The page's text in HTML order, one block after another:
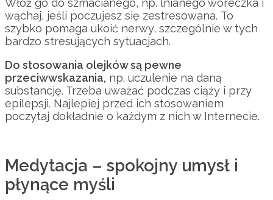
Włóż go do szmacianego, np. lnianego woreczka i
wąchaj, jeśli poczujesz się zestresowana. To
szybko pomaga ukoić nerwy, szczególnie w tych
bardzo stresujących sytuacjach.
Do stosowania olejków są pewne
przeciwwskazania, np. uczulenie na daną
substancję. Trzeba uważać podczas ciąży i przy
epilepsji. Najlepiej przed ich stosowaniem
poczytaj dokładnie o każdym z nich w Internecie.
Medytacja – spokojny umysł i
płynące myśli